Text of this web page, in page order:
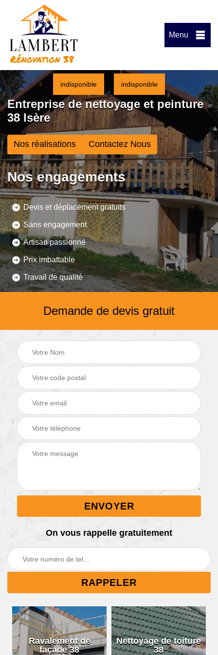
Menu
indisponible indisponible
Entreprise de nettoyage et peinture
38 Isère
Nos réalisations Contactez Nous
Nos engagements
Devis et déplacement gratuits
Sans engagement
Artisan passionné
Prix imbattable
Travail de qualité
Demande de devis gratuit
On vous rappelle gratuitement
Ravalement de
façade 38
Nettoyage de toiture
38